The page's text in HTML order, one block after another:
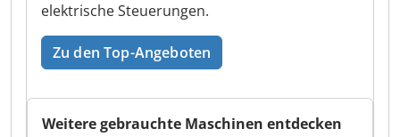
elektrische Steuerungen.
Zu den Top-Angeboten
Weitere gebrauchte Maschinen entdecken